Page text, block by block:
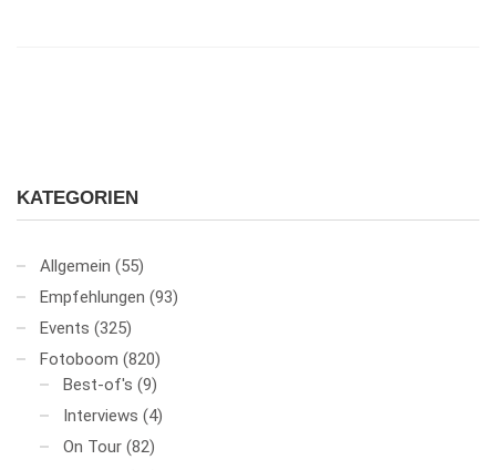
KATEGORIEN
Allgemein (55)
Empfehlungen (93)
Events (325)
Fotoboom (820)
Best-of's (9)
Interviews (4)
On Tour (82)